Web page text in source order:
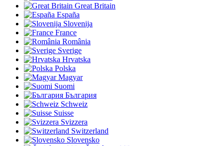
Great Britain
España
Slovenija
France
România
Sverige
Hrvatska
Polska
Magyar
Suomi
България
Schweiz
Suisse
Svizzera
Switzerland
Slovensko